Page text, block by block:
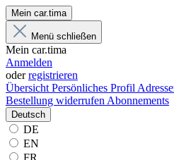
Mein car.tima
Menü schließen
Mein car.tima
Anmelden
oderregistrieren
Übersicht Persönliches Profil
Bestellung widerrufen Abonnements
Deutsch
DE
EN
FR